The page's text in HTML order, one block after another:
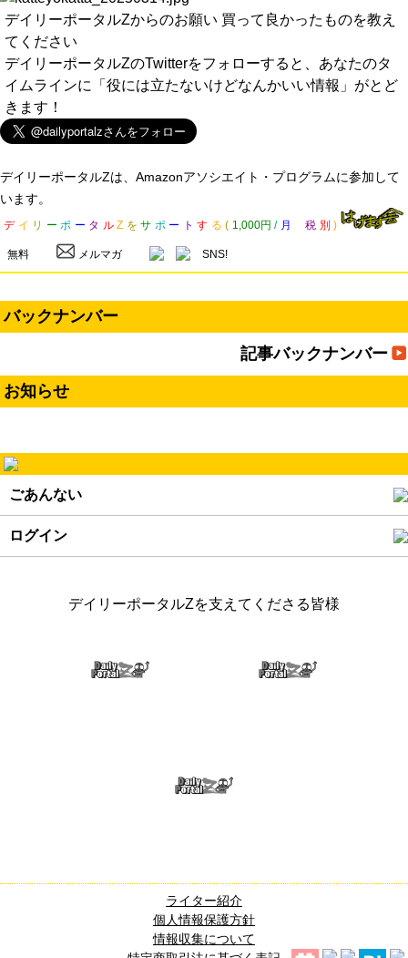
デイリーポータルZからのお願い 買って良かったものを教え
てください
デイリーポータルZのTwitterをフォローすると、あなたのタ
イムラインに「役には立たないけどなんかいい情報」がとど
きます！
デイリーポータルZは、Amazonアソシエイト・プログラムに参加して
います。
デ イ リ ー ポ ー タ ル Z を サ ポ ー ト す る ( 1,000円 / 月 税 別 )
無料 メルマガ SNS!
バックナンバー
記事バックナンバー
お知らせ
ごあんない
ログイン
デイリーポータルZを支えてくださる皆様
ライター紹介
個人情報保護方針
情報収集について